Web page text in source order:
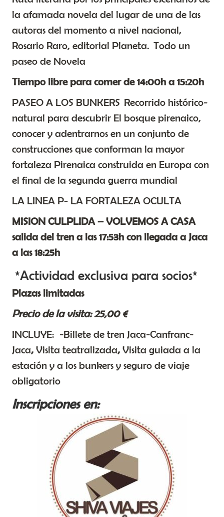
la afamada novela del lugar de una de las
autoras del momento a nivel nacional,
Rosario Raro, editorial Planeta. Todo un
paseo de Novela
Tiempo libre para comer de 14:00h a 15:20h
PASEO A LOS BUNKERS Recorrido histórico-
natural para descubrir El bosque pirenaico,
conocer y adentrarnos en un conjunto de
construcciones que conforman la mayor
fortaleza Pirenaica construida en Europa con
el final de la segunda guerra mundial
LA LINEA P- LA FORTALEZA OCULTA
MISION CULPLIDA – VOLVEMOS A CASA
salida del tren a las 17:53h con llegada a Jaca
a las 18:25h
*Actividad exclusiva para socios*
Plazas limitadas
Precio de la visita: 25,00 €
INCLUYE: -Billete de tren Jaca-Canfranc-
Jaca, Visita teatralizada, Visita guiada a la
estación y a los bunkers y seguro de viaje
obligatorio
Inscripciones en: